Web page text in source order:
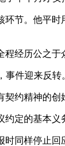
环节。他平
经历公之于
事件迎来反
约精神的创
约定的基本
同样停止回